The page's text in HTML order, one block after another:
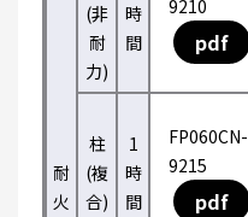
耐
火
(非
耐
力)
時
間
9210
pdf
柱
(複
合)
1
時
間
FP060CN-
9215
pdf